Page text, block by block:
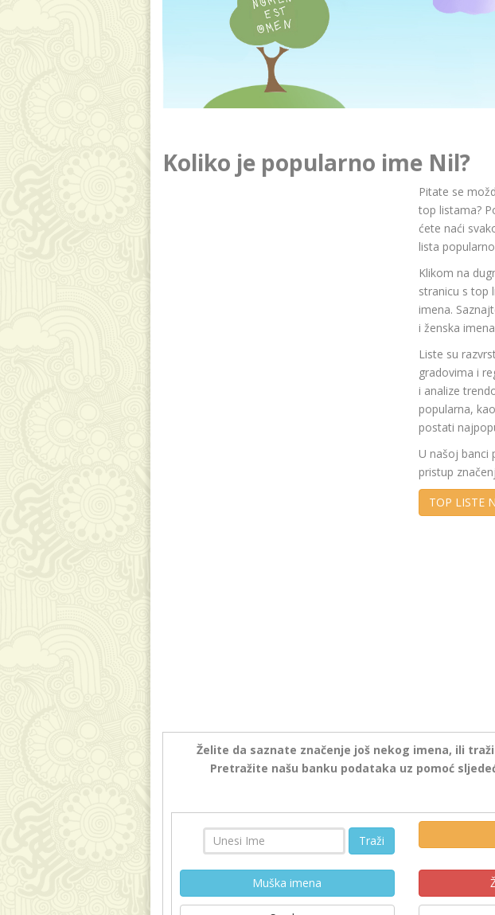
Koliko je popularno ime Nil?
Pitate se
top listama?
ćete naći
lista
Klikom na
stranicu s top
imena.
i ženska
Liste su
gradovima i
i analize
popularna,
postati
U našoj banci
pristup
TOP LISTE
Želite da saznate značenje još nekog imena, ili
Pretražite našu banku podataka uz pomoć
Traži
Muška imena